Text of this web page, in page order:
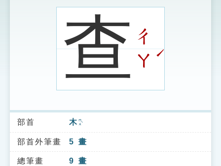
索引選單
知識索引
單字索引
示
查ㄔ
ㄚˊ
部首 木ㄇㄨˋ
部首外筆畫 5 畫
總筆畫 9 畫